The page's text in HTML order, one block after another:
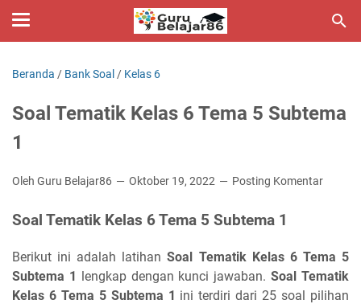
Beranda / Bank Soal / Kelas 6
Soal Tematik Kelas 6 Tema 5 Subtema
1
Oleh Guru Belajar86 Oktober 19, 2022 Posting Komentar
Soal Tematik Kelas 6 Tema 5 Subtema 1
Berikut ini adalah latihanSoal Tematik Kelas 6 Tema 5
Subtema 1 lengkap dengan kunci jawaban.Soal Tematik
Kelas 6 Tema 5 Subtema 1 ini terdiri dari 25 soal pilihan